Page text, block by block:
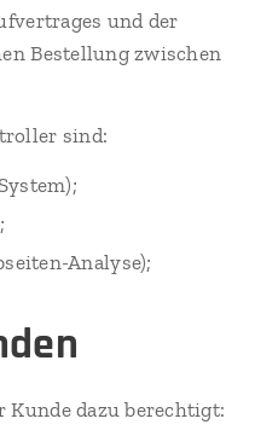
und der
Bestellung zwischen
sind:
Analyse);
Kunde dazu berechtigt: